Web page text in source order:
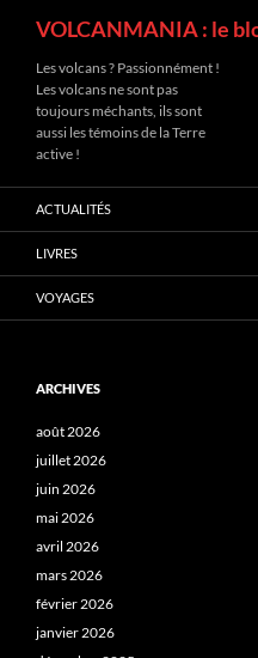
VOLCANMANIA : le
Les volcans ? Passionnément !
Les volcans ne sont pas
toujours méchants, ils sont
aussi les témoins de la Terre
active !
ACTUALITÉS
LIVRES
VOYAGES
ARCHIVES
août 2026
juillet 2026
juin 2026
mai 2026
avril 2026
mars 2026
février 2026
janvier 2026